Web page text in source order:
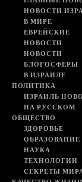
НОВОСТИ
В МИРЕ
ЕВРЕЙСКИЕ
НОВОСТИ
НОВОСТИ
БЛОГОСФЕРЫ
В ИЗРАИЛЕ
ПОЛИТИКА
ИЗРАИЛЬ
НА РУССКОМ
ОБЩЕСТВО
ЗДОРОВЬЕ
ОБРАЗОВАНИЕ
НАУКА
ТЕХНОЛОГИИ
СЕКРЕТЫ